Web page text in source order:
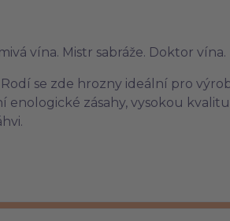
vína. Mistr sabráže. Doktor vína.
se zde hrozny ideální pro
zásahy, vysokou